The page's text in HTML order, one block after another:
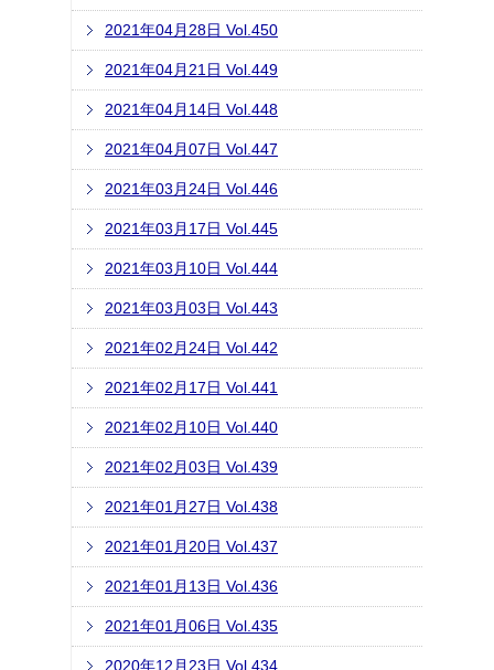
2021年04月28日 Vol.450
2021年04月21日 Vol.449
2021年04月14日 Vol.448
2021年04月07日 Vol.447
2021年03月24日 Vol.446
2021年03月17日 Vol.445
2021年03月10日 Vol.444
2021年03月03日 Vol.443
2021年02月24日 Vol.442
2021年02月17日 Vol.441
2021年02月10日 Vol.440
2021年02月03日 Vol.439
2021年01月27日 Vol.438
2021年01月20日 Vol.437
2021年01月13日 Vol.436
2021年01月06日 Vol.435
2020年12月23日 Vol.434